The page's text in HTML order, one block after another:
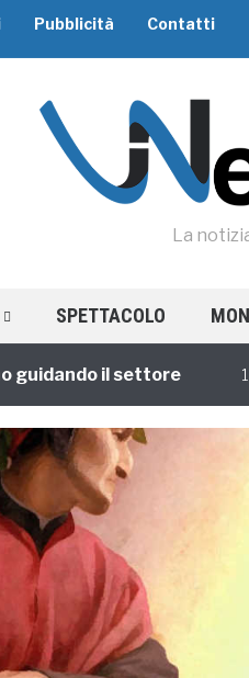
Pubblicità Contatti
La
SPETTACOLO
il settore 1 annofa